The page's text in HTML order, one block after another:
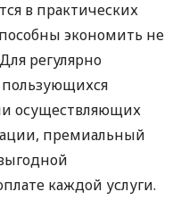
в практических
экономить не
регулярно
осуществляющих
премиальный
каждой услуги.